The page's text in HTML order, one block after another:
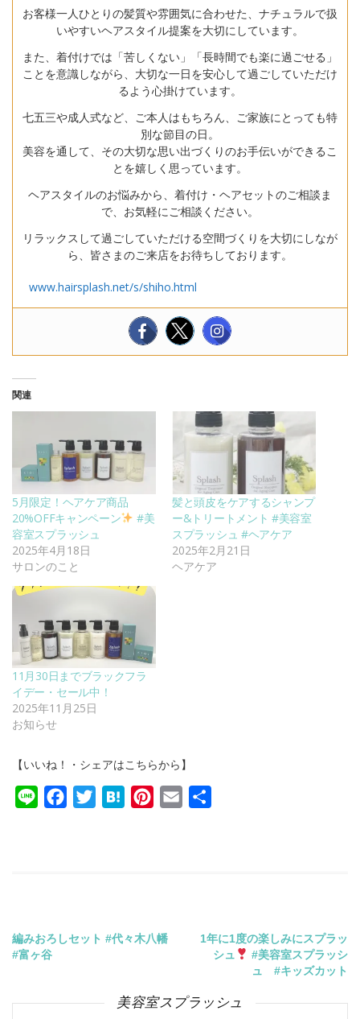
お客様一人ひとりの髪質や雰囲気に合わせた、ナチュラルで扱
いやすいヘアスタイル提案を大切にしています。
また、着付けでは「苦しくない」「長時間でも楽に過ごせる」
ことを意識しながら、大切な一日を安心して過ごしていただけ
るよう心掛けています。
七五三や成人式など、ご本人はもちろん、ご家族にとっても特
別な節目の日。
美容を通して、その大切な思い出づくりのお手伝いができるこ
とを嬉しく思っています。
ヘアスタイルのお悩みから、着付け・ヘアセットのご相談ま
で、お気軽にご相談ください。
リラックスして過ごしていただける空間づくりを大切にしなが
ら、皆さまのご来店をお待ちしております。
www.hairsplash.net/s/shiho.html
関連
5月限定！ヘアケア商品
20%OFFキャンペーン
#美
容室スプラッシュ
2025年4月18日
サロンのこと
髪と頭皮をケアするシャンプ
ー&トリートメント #美容室
スプラッシュ #ヘアケア
2025年2月21日
ヘアケア
11月30日までブラックフラ
イデー・セール中！
2025年11月25日
お知らせ
【いいね！・シェアはこちらから】
Line FacebookTwitterHatenaPinterest
Email
投
編みおろしセット #代々木八幡
#富ヶ谷
1年に1度の楽しみにスプラッ
シュ
#美容室スプラッシ
ュ #キッズカット
美容室スプラッシュ